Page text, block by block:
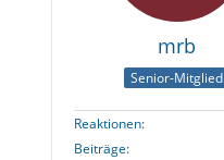
mrb
Senior-Mitglied
Reaktionen
Beiträge